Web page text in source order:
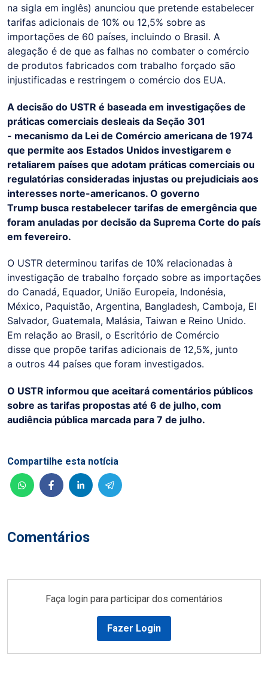
na sigla em inglês) anunciou que pretende estabelecer
tarifas adicionais de 10% ou 12,5% sobre as
importações de 60 países, incluindo o Brasil. A
alegação é de que as falhas no combater o comércio
de produtos fabricados com trabalho forçado são
injustificadas e restringem o comércio dos EUA.
A decisão do USTR é baseada em investigações de
práticas comerciais desleais da Seção 301
- mecanismo da Lei de Comércio americana de 1974
que permite aos Estados Unidos investigarem e
retaliarem países que adotam práticas comerciais ou
regulatórias consideradas injustas ou prejudiciais aos
interesses norte-americanos. O governo
Trump busca restabelecer tarifas de emergência que
foram anuladas por decisão da Suprema Corte do país
em fevereiro.
O USTR determinou tarifas de 10% relacionadas à
investigação de trabalho forçado sobre as importações
do Canadá, Equador, União Europeia, Indonésia,
México, Paquistão, Argentina, Bangladesh, Camboja, El
Salvador, Guatemala, Malásia, Taiwan e Reino Unido.
Em relação ao Brasil, o Escritório de Comércio
disse que propõe tarifas adicionais de 12,5%, junto
a outros 44 países que foram investigados.
O USTR informou que aceitará comentários públicos
sobre as tarifas propostas até 6 de julho, com
audiência pública marcada para 7 de julho.
Comentários
Compartilhe esta notícia
Faça login para participar dos comentários
Fazer Login